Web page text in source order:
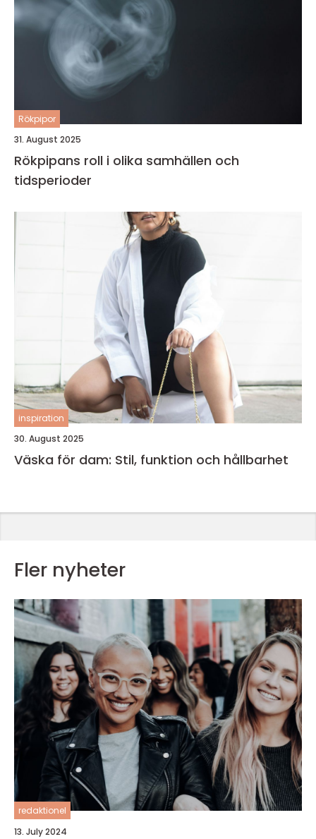
Rökpipor
31. August 2025
Rökpipans roll i olika samhällen och
tidsperioder
inspiration
30. August 2025
Väska för dam: Stil, funktion och hållbarhet
Fler nyheter
redaktionel
13. July 2024